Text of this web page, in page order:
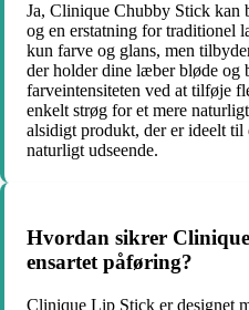
Ja, Clinique Chubby Stick kan
og en erstatning for traditionel
kun farve og glans, men
der holder dine læber bløde og
farveintensiteten ved at tilføje
enkelt strøg for et mere
alsidigt produkt, der er ideelt
naturligt udseende.
Hvordan sikrer
ensartet påføring?
Clinique Lip Stick er designet